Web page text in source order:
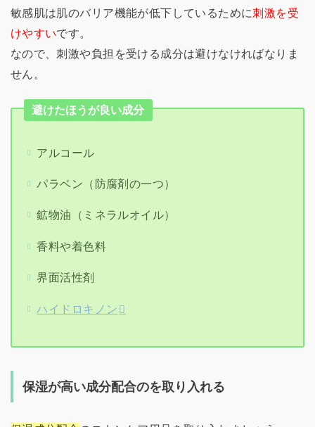
敏感肌は肌のバリア機能が低下しているために刺激を受
けやすいです。
なので、刺激や負担を受ける成分は避けなければなりま
せん。
避けたほうが良い成分
アルコール
パラベン（防腐剤の一つ）
鉱物油（ミネラルオイル）
香料や着色料
界面活性剤
ハイドロキノン
保湿が高い成分配合のを取り入れる